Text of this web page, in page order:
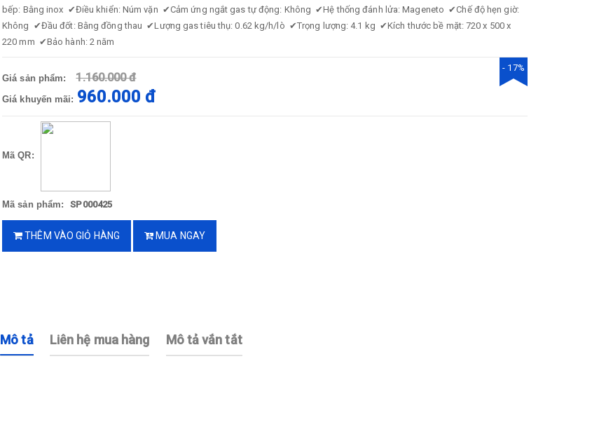
bếp: Bằng inox ✔Điều khiển: Núm vặn ✔Cảm ứng ngắt gas tự động: Không ✔Hệ thống đánh lửa: Mageneto ✔Chế độ hẹn giờ:
Không ✔Đầu đốt: Bằng đồng thau ✔Lượng gas tiêu thụ: 0.62 kg/h/lò ✔Trọng lượng: 4.1 kg ✔Kích thước bề mặt: 720 x 500 x
220 mm ✔Bảo hành: 2 năm
Giá sản phẩm: 1.160.000 đ
Giá khuyến mãi: 960.000 đ
- 17%
Mã QR:
Mã sản phẩm: SP000425
THÊM VÀO GIỎ HÀNG MUA NGAY
Mô tả Liên hệ mua hàng Mô tả vắn tắt